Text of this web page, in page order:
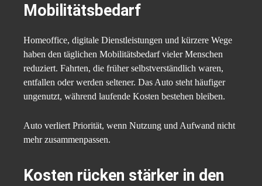
Mobilitätsbedarf
Homeoffice, digitale Dienstleistungen und kürzere Wege
haben den täglichen Mobilitätsbedarf vieler Menschen
reduziert. Fahrten, die früher selbstverständlich waren,
entfallen oder werden seltener. Das Auto steht häufiger
ungenutzt, während laufende Kosten bestehen bleiben.
Auto verliert Priorität, wenn Nutzung und Aufwand nicht
mehr zusammenpassen.
Kosten rücken stärker in den